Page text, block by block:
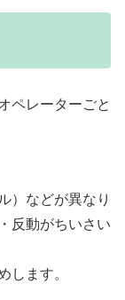
ペレーターごと
）などが異なり
反動がちいさい
します。